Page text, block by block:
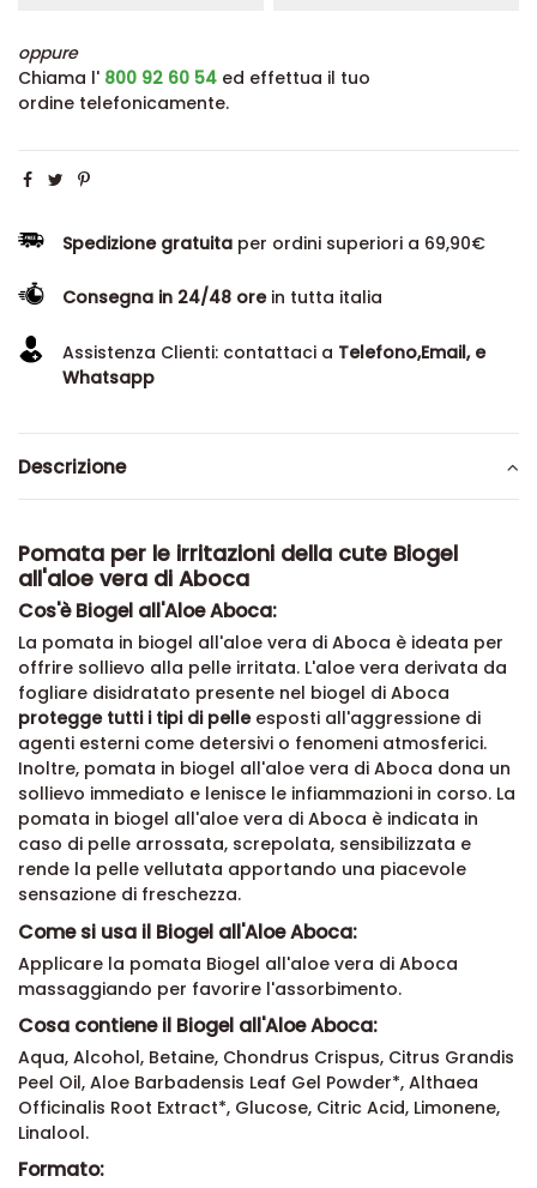
oppure
Chiama l' 800 92 60 54 ed effettua il tuo
ordine telefonicamente.
Spedizione gratuita per ordini superiori a 69,90€
Consegna in 24/48 orein tutta italia
Assistenza Clienti: contattaci a Telefono,Email, e
Whatsapp
Descrizione
Pomata per le irritazioni della cute Biogel
all'aloe vera di Aboca
Cos'è Biogel all'Aloe Aboca:
La pomata in biogel all'aloe vera di Aboca è ideata per
offrire sollievo alla pelle irritata. L'aloe vera derivata da
fogliare disidratato presente nel biogel di Aboca
protegge tutti i tipi di pelleesposti all'aggressione di
agenti esterni come detersivi o fenomeni atmosferici.
Inoltre, pomata in biogel all'aloe vera di Aboca dona un
sollievo immediato e lenisce le infiammazioni in corso. La
pomata in biogel all'aloe vera di Aboca è indicata in
caso di pelle arrossata, screpolata, sensibilizzata e
rende la pelle vellutata apportando una piacevole
sensazione di freschezza.
Come si usa il Biogel all'Aloe Aboca:
Applicare la pomata Biogel all'aloe vera di Aboca
massaggiando per favorire l'assorbimento.
Cosa contiene il Biogel all'Aloe Aboca:
Aqua, Alcohol, Betaine, Chondrus Crispus, Citrus Grandis
Peel Oil, Aloe Barbadensis Leaf Gel Powder*, Althaea
Officinalis Root Extract*, Glucose, Citric Acid, Limonene,
Linalool.
Formato: